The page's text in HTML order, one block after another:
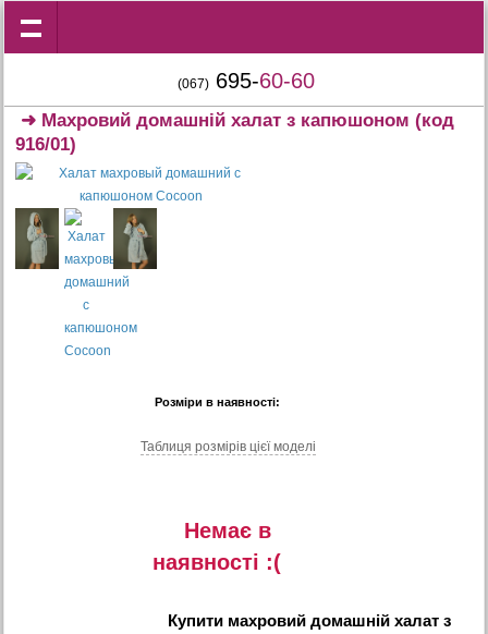
(067) 695-60-60
➜ Махровий домашній халат з капюшоном(код
916/01)
Розміри в наявності:
Таблиця розмiрiв цiєї моделi
Немає в
наявностi :(
Купити махровий домашній халат з